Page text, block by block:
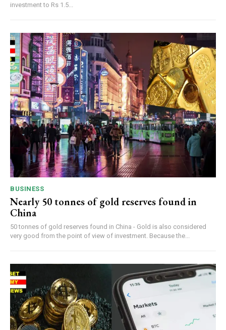
investment to Rs 1.5...
BUSINESS
Nearly 50 tonnes of gold reserves found in
China
50 tonnes of gold reserves found in China - Gold is also considered
very good from the point of view of investment. Because the...